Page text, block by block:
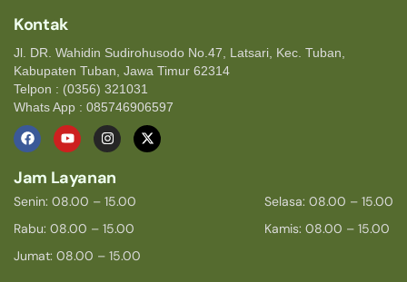
Kontak
Jl. DR. Wahidin Sudirohusodo No.47, Latsari, Kec. Tuban,
Kabupaten Tuban, Jawa Timur 62314
Telpon : (0356) 321031
Whats App : 085746906597
Jam Layanan
Senin: 08.00 – 15.00
Rabu: 08.00 – 15.00
Jumat: 08.00 – 15.00
Selasa: 08.00 – 15.00
Kamis: 08.00 – 15.00